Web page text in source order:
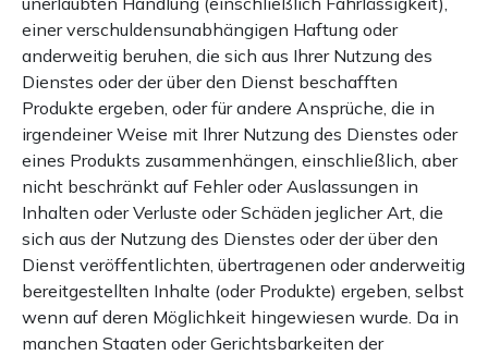
einer verschuldensunabhängigen Haftung oder
anderweitig beruhen, die sich aus Ihrer Nutzung des
Dienstes oder der über den Dienst beschafften
Produkte ergeben, oder für andere Ansprüche, die in
irgendeiner Weise mit Ihrer Nutzung des Dienstes oder
eines Produkts zusammenhängen, einschließlich, aber
nicht beschränkt auf Fehler oder Auslassungen in
Inhalten oder Verluste oder Schäden jeglicher Art, die
sich aus der Nutzung des Dienstes oder der über den
Dienst veröffentlichten, übertragenen oder anderweitig
bereitgestellten Inhalte (oder Produkte) ergeben, selbst
wenn auf deren Möglichkeit hingewiesen wurde. Da in
manchen Staaten oder Gerichtsbarkeiten der